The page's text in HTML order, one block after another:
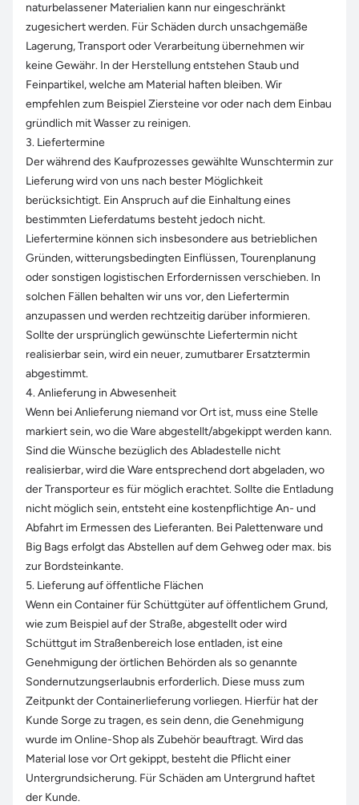
naturbelassener Materialien kann nur eingeschränkt
zugesichert werden. Für Schäden durch unsachgemäße
Lagerung, Transport oder Verarbeitung übernehmen wir
keine Gewähr. In der Herstellung entstehen Staub und
Feinpartikel, welche am Material haften bleiben. Wir
empfehlen zum Beispiel Ziersteine vor oder nach dem Einbau
gründlich mit Wasser zu reinigen.
3. Liefertermine
Der während des Kaufprozesses gewählte Wunschtermin zur
Lieferung wird von uns nach bester Möglichkeit
berücksichtigt. Ein Anspruch auf die Einhaltung eines
bestimmten Lieferdatums besteht jedoch nicht.
Liefertermine können sich insbesondere aus betrieblichen
Gründen, witterungsbedingten Einflüssen, Tourenplanung
oder sonstigen logistischen Erfordernissen verschieben. In
solchen Fällen behalten wir uns vor, den Liefertermin
anzupassen und werden rechtzeitig darüber informieren.
Sollte der ursprünglich gewünschte Liefertermin nicht
realisierbar sein, wird ein neuer, zumutbarer Ersatztermin
abgestimmt.
4. Anlieferung in Abwesenheit
Wenn bei Anlieferung niemand vor Ort ist, muss eine Stelle
markiert sein, wo die Ware abgestellt/abgekippt werden kann.
Sind die Wünsche bezüglich des Abladestelle nicht
realisierbar, wird die Ware entsprechend dort abgeladen, wo
der Transporteur es für möglich erachtet. Sollte die Entladung
nicht möglich sein, entsteht eine kostenpflichtige An- und
Abfahrt im Ermessen des Lieferanten. Bei Palettenware und
Big Bags erfolgt das Abstellen auf dem Gehweg oder max. bis
zur Bordsteinkante.
5. Lieferung auf öffentliche Flächen
Wenn ein Container für Schüttgüter auf öffentlichem Grund,
wie zum Beispiel auf der Straße, abgestellt oder wird
Schüttgut im Straßenbereich lose entladen, ist eine
Genehmigung der örtlichen Behörden als so genannte
Sondernutzungserlaubnis erforderlich. Diese muss zum
Zeitpunkt der Containerlieferung vorliegen. Hierfür hat der
Kunde Sorge zu tragen, es sein denn, die Genehmigung
wurde im Online-Shop als Zubehör beauftragt. Wird das
Material lose vor Ort gekippt, besteht die Pflicht einer
Untergrundsicherung. Für Schäden am Untergrund haftet
der Kunde.